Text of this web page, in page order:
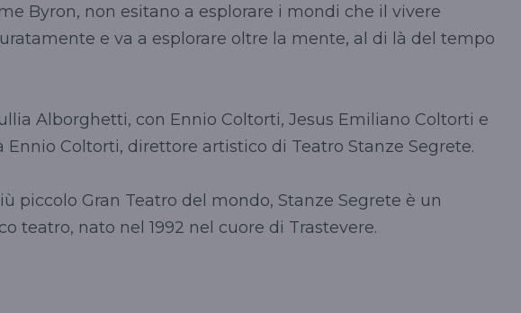
Byron, non esitano a esplorare i mondi che il vivere
e va a esplorare oltre la mente, al di là del tempo
Alborghetti, con Ennio Coltorti, Jesus Emiliano Coltorti e
Ennio Coltorti, direttore artistico di Teatro Stanze Segrete.
piccolo Gran Teatro del mondo, Stanze Segrete è un
teatro, nato nel 1992 nel cuore di Trastevere.